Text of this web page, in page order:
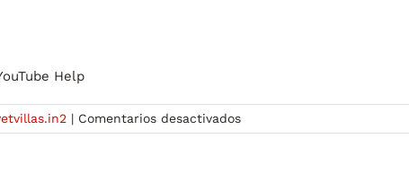
Help
| Comentarios desactivadosen
ChatGPT